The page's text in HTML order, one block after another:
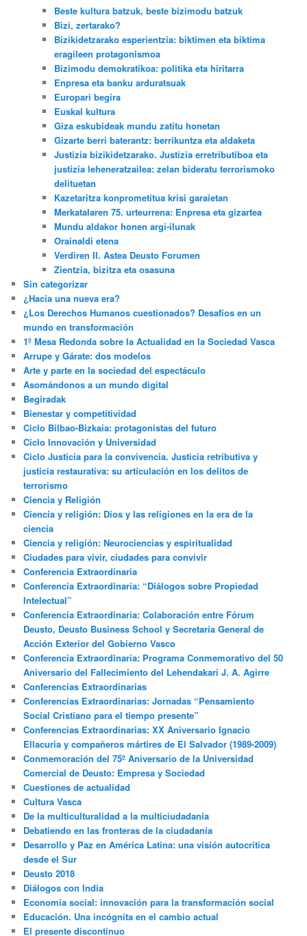
Beste kultura batzuk, beste bizimodu batzuk
Bizi, zertarako?
Bizikidetzarako esperientzia: biktimen eta biktima
eragileen protagonismoa
Bizimodu demokratikoa: politika eta hiritarra
Enpresa eta banku arduratsuak
Europari begira
Euskal kultura
Giza eskubideak mundu zatitu honetan
Gizarte berri baterantz: berrikuntza eta aldaketa
Justizia bizikidetzarako. Justizia erretributiboa eta
justizia leheneratzailea: zelan bideratu terrorismoko
delituetan
Kazetaritza konprometitua krisi garaietan
Merkatalaren 75. urteurrena: Enpresa eta gizartea
Mundu aldakor honen argi-ilunak
Orainaldi etena
Verdiren II. Astea Deusto Forumen
Zientzia, bizitza eta osasuna
Sin categorizar
¿Hacia una nueva era?
¿Los Derechos Humanos cuestionados? Desafíos en un
mundo en transformación
1º Mesa Redonda sobre la Actualidad en la Sociedad Vasca
Arrupe y Gárate: dos modelos
Arte y parte en la sociedad del espectáculo
Asomándonos a un mundo digital
Begiradak
Bienestar y competitividad
Ciclo Bilbao-Bizkaia: protagonistas del futuro
Ciclo Innovación y Universidad
Ciclo Justicia para la convivencia. Justicia retributiva y
justicia restaurativa: su articulación en los delitos de
terrorismo
Ciencia y Religión
Ciencia y religión: Dios y las religiones en la era de la
ciencia
Ciencia y religión: Neurociencias y espiritualidad
Ciudades para vivir, ciudades para convivir
Conferencia Extraordinaria
Conferencia Extraordinaria: “Diálogos sobre Propiedad
Intelectual”
Conferencia Extraordinaria: Colaboración entre Fórum
Deusto, Deusto Business School y Secretaría General de
Acción Exterior del Gobierno Vasco
Conferencia Extraordinaria: Programa Conmemorativo del 50
Aniversario del Fallecimiento del Lehendakari J. A. Agirre
Conferencias Extraordinarias
Conferencias Extraordinarias: Jornadas “Pensamiento
Social Cristiano para el tiempo presente”
Conferencias Extraordinarias: XX Aniversario Ignacio
Ellacuria y compañeros mártires de El Salvador (1989-2009)
Conmemoración del 75º Aniversario de la Universidad
Comercial de Deusto: Empresa y Sociedad
Cuestiones de actualidad
Cultura Vasca
De la multiculturalidad a la multiciudadania
Debatiendo en las fronteras de la ciudadanía
Desarrollo y Paz en América Latina: una visión autocrítica
desde el Sur
Deusto 2018
Diálogos con India
Economía social: innovación para la transformación social
Educación. Una incógnita en el cambio actual
El presente discontinuo